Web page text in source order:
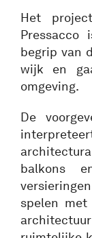
Het
Pressacco
begrip van
wijk en
omgeving.
De
balkons
spelen